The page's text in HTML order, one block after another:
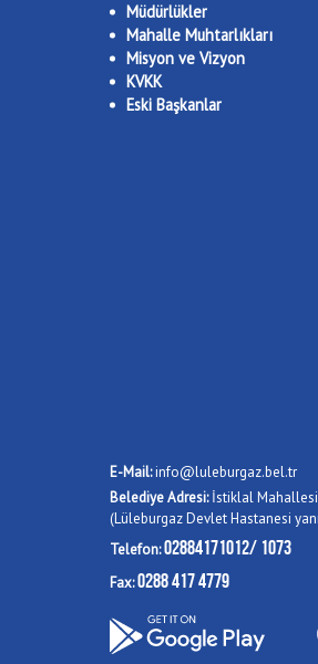
Müdürlükler
Mahalle Muhtarlıkları
Misyon ve Vizyon
KVKK
Eski Başkanlar
E-Mail:info@luleburgaz.bel.tr
Belediye Adresi:İstiklal Mahallesi
(Lüleburgaz Devlet Hastanesi
Telefon:02884171012/ 1073
Fax:0288 417 4779